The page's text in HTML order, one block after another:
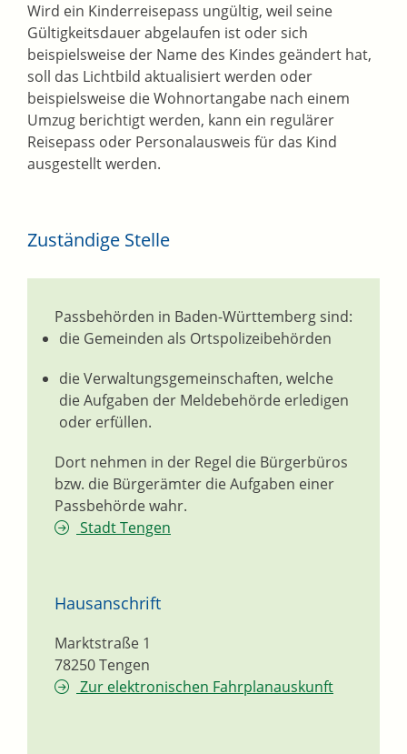
Wird ein Kinderreisepass ungültig, weil seine
Gültigkeitsdauer abgelaufen ist oder sich
beispielsweise der Name des Kindes geändert hat,
soll das Lichtbild aktualisiert werden oder
beispielsweise die Wohnortangabe nach einem
Umzug berichtigt werden, kann ein regulärer
Reisepass oder Personalausweis für das Kind
ausgestellt werden.
Zuständige Stelle
Passbehörden in Baden-Württemberg sind:
die Gemeinden als Ortspolizeibehörden
die Verwaltungsgemeinschaften, welche
die Aufgaben der Meldebehörde erledigen
oder erfüllen.
Dort nehmen in der Regel die Bürgerbüros
bzw. die Bürgerämter die Aufgaben einer
Passbehörde wahr.
Stadt Tengen
Hausanschrift
Marktstraße 1
78250Tengen
Zur elektronischen Fahrplanauskunft